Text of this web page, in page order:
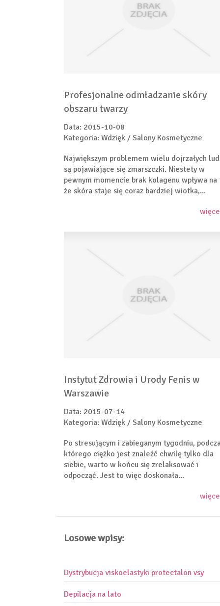
Profesjonalne odmładzanie skóry
obszaru twarzy
Data: 2015-10-08
Kategoria: Wdzięk / Salony Kosmetyczne
Największym problemem wielu dojrzałych
są pojawiające się zmarszczki. Niestety w
pewnym momencie brak kolagenu wpływa na
że skóra staje się coraz bardziej wiotka,...
Instytut Zdrowia i Urody Fenis w
Warszawie
Data: 2015-07-14
Kategoria: Wdzięk / Salony Kosmetyczne
Po stresującym i zabieganym tygodniu,
którego ciężko jest znaleźć chwilę tylko dla
siebie, warto w końcu się zrelaksować i
odpocząć. Jest to więc doskonała...
Losowe wpisy:
Dystrybucja viskoelastyki protectalon vsy
Depilacja na lato